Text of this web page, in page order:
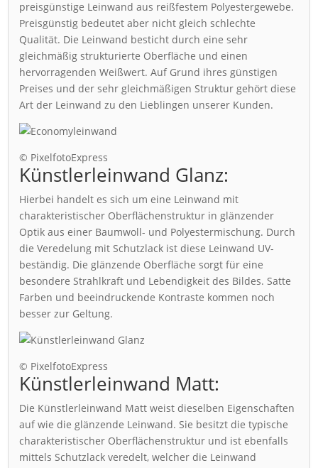
preisgünstige Leinwand aus reißfestem Polyestergewebe.
Preisgünstig bedeutet aber nicht gleich schlechte
Qualität. Die Leinwand besticht durch eine sehr
gleichmäßig strukturierte Oberfläche und einen
hervorragenden Weißwert. Auf Grund ihres günstigen
Preises und der sehr gleichmäßigen Struktur gehört diese
Art der Leinwand zu den Lieblingen unserer Kunden.
© PixelfotoExpress
Künstlerleinwand Glanz:
Hierbei handelt es sich um eine Leinwand mit
charakteristischer Oberflächenstruktur in glänzender
Optik aus einer Baumwoll- und Polyestermischung. Durch
die Veredelung mit Schutzlack ist diese Leinwand UV-
beständig. Die glänzende Oberfläche sorgt für eine
besondere Strahlkraft und Lebendigkeit des Bildes. Satte
Farben und beeindruckende Kontraste kommen noch
besser zur Geltung.
© PixelfotoExpress
Künstlerleinwand Matt:
Die Künstlerleinwand Matt weist dieselben Eigenschaften
auf wie die glänzende Leinwand. Sie besitzt die typische
charakteristischer Oberflächenstruktur und ist ebenfalls
mittels Schutzlack veredelt, welcher die Leinwand